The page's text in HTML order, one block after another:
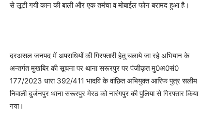
से लूटी गयी कान की बाली और एक तमंचा व मोबाईल फोन बरामद हुआ है।
दरअसल जनपद में अपराधियों की गिरफ्तारी हेतु चलाये जा रहे अभियान के
अन्तर्गत मुखबिर की सूचना पर थाना सरूरपुर पर पंजीकृत मु0अ0सं0
177/2023 धारा 392/411 भादवि के वांछित अभियुक्त आरिफ पुत्र सलीम
निवाली दुर्जनपुर थाना सरूरपुर मेरठ को नारंगपुर की पुलिया से गिरफ्तार किया
गया।